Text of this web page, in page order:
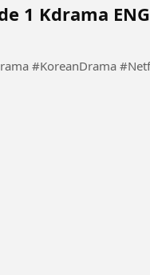
1 Kdrama
Killer Kdrama Netflix #Kdrama